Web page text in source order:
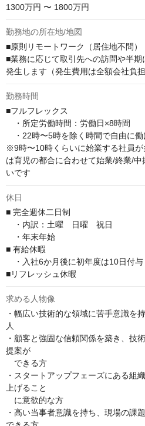
1300万円 〜 1800万円
勤務地の所在地/地図
■原則リモートワーク（居住地不問）
■業務に応じて取引先への訪問や半
発生します（発生費用は全額会社負
勤務時間
■フルフレックス
・所定労働時間：労働日×8時間
・22時〜5時を除く時間で自由に働
※9時〜10時くらいに始業する社員
は育児の都合に合わせて始業/終業/
いです
休日
■ 完全週休二日制
・内訳：土曜　日曜　祝日
・年末年始
■ 有給休暇
・入社6か月後に初年度は10日付与
■リフレッシュ休暇
求める人物像
・幅広い技術的な領域に苦手意識を
人
・顧客と強固な信頼関係を築き、技
提案が
できる方
・スタートアップフェーズにある組
上げること
に意欲的な方
・高い当事者意識を持ち、現場の課